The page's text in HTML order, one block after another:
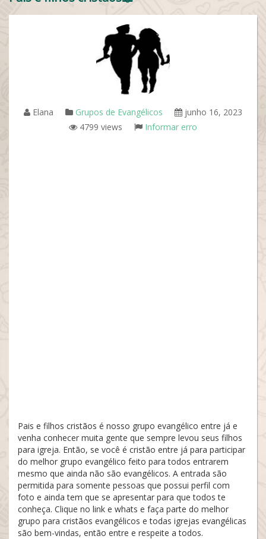
Elana Grupos de Evangélicos
junho 16, 2023
4799 views
Informar erro
Pais e filhos cristãos é nosso grupo evangélico entre já e
venha conhecer muita gente que sempre levou seus filhos
para igreja. Então, se você é cristão entre já para participar
do melhor grupo evangélico feito para todos entrarem
mesmo que ainda não são evangélicos. A entrada são
permitida para somente pessoas que possui perfil com
foto e ainda tem que se apresentar para que todos te
conheça. Clique no link e whats e faça parte do melhor
grupo para cristãos evangélicos e todas igrejas evangélicas
são bem-vindas, então entre e respeite a todos.